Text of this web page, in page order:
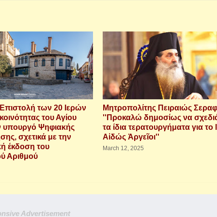
των 20 Ιερών
του Αγίου
υπουργό Ψηφιακής
σχετικά με την
έκδοση του
Αριθμού
Μητροπολίτης Πειραιώς
''Προκαλώ δημοσίως να
τα ίδια τερατουργήματα για το
Αἰδώς Ἀργεῖοι''
March 12, 2025
Advertisement